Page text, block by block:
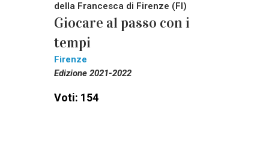
della Francesca di Firenze (FI)
Giocare al passo con i
tempi
Firenze
Edizione 2021-2022
Voti: 154